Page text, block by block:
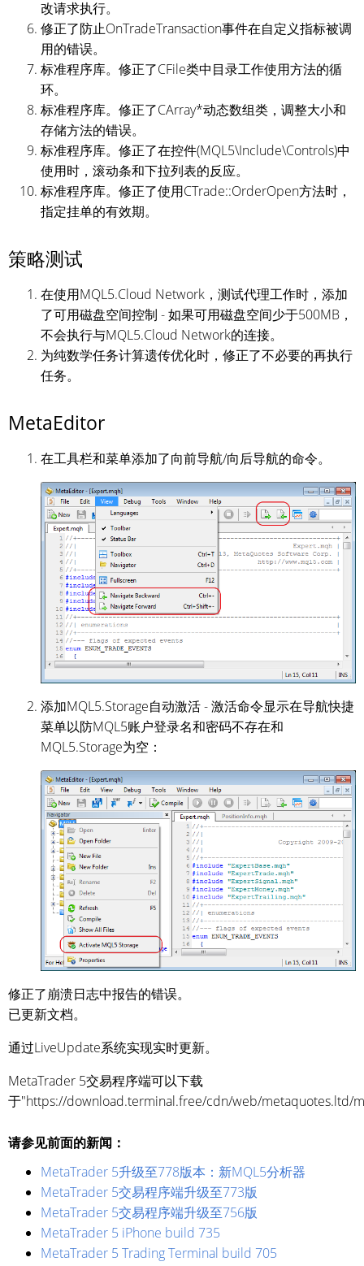
改请求执行。
修正了防止OnTradeTransaction事件在自定义指标被调
用的错误。
标准程序库。修正了CFile类中目录工作使用方法的循
环。
标准程序库。修正了CArray*动态数组类，调整大小和
存储方法的错误。
标准程序库。修正了在控件(MQL5\Include\Controls)中
使用时，滚动条和下拉列表的反应。
标准程序库。修正了使用CTrade::OrderOpen方法时，
指定挂单的有效期。
策略测试
在使用MQL5.Cloud Network，测试代理工作时，添加
了可用磁盘空间控制 - 如果可用磁盘空间少于500MB，
不会执行与MQL5.Cloud Network的连接。
为纯数学任务计算遗传优化时，修正了不必要的再执行
任务。
MetaEditor
在工具栏和菜单添加了向前导航/向后导航的命令。
添加MQL5.Storage自动激活 - 激活命令显示在导航快捷
菜单以防MQL5账户登录名和密码不存在和
MQL5.Storage为空：
修正了崩溃日志中报告的错误。
已更新文档。
通过LiveUpdate系统实现实时更新。
MetaTrader 5交易程序端可以下载
于"https://download.terminal.free/cdn/web/metaquotes.ltd/
请参见前面的新闻：
MetaTrader 5升级至778版本：新MQL5分析器
MetaTrader 5交易程序端升级至773版
MetaTrader 5交易程序端升级至756版
MetaTrader 5 iPhone build 735
MetaTrader 5 Trading Terminal build 705